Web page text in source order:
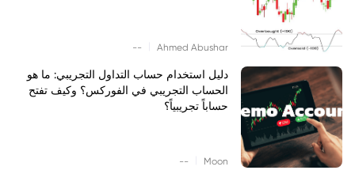
Ahmed Abushar
--
دليل استخدام حساب التداول التجريبي: ما هو
الحساب التجريبي في الفوركس؟ وكيف تفتح
حساباً تجريبياً؟
Moon
--